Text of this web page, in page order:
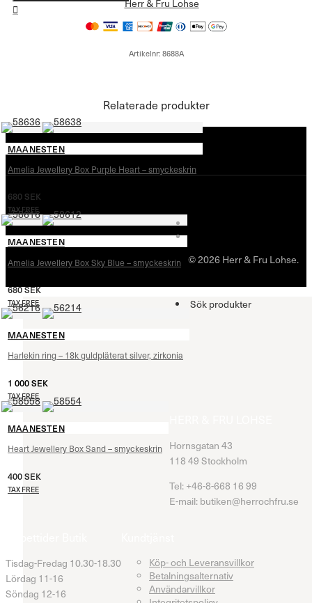
Artikelnr: 8688A
Relaterade produkter
MAANESTEN
Amelia Jewellery Box Purple Heart – smyckeskrin
680 SEK
TAX FREE
MAANESTEN
Amelia Jewellery Box Sky Blue – smyckeskrin
680SEK
TAX FREE
MAANESTEN
Harlekin ring – 18k guldpläterat silver, zirkonia
1 000SEK
TAX FREE
MAANESTEN
Heart Jewellery Box Sand – smyckeskrin
400SEK
TAX FREE
Hornsgatan 43
118 49 Stockholm
Tel: +46-8-668 16 99
E-mail: butiken@herrochfru.se
Tisdag-Fredag 10.30-18.30
Lördag 11-16
Söndag 12-16
Köp- och Leveransvillkor
Betalningsalternativ
Användarvillkor
© 2026 Herr & Fru Lohse.
Sök produkter